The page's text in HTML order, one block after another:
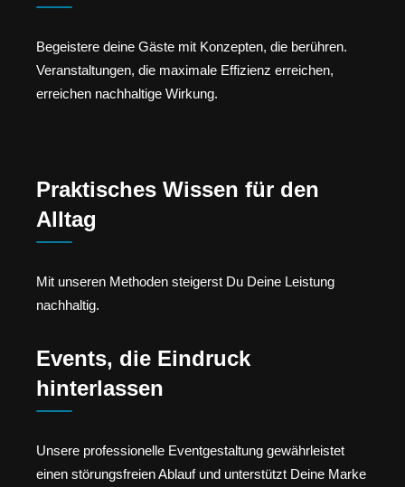
Begeistere deine Gäste mit Konzepten, die berühren.
Veranstaltungen, die maximale Effizienz erreichen,
erreichen nachhaltige Wirkung.
Praktisches Wissen für den
Alltag
Mit unseren Methoden steigerst Du Deine Leistung
nachhaltig.
Events, die Eindruck
hinterlassen
Unsere professionelle Eventgestaltung gewährleistet
einen störungsfreien Ablauf und unterstützt Deine Marke